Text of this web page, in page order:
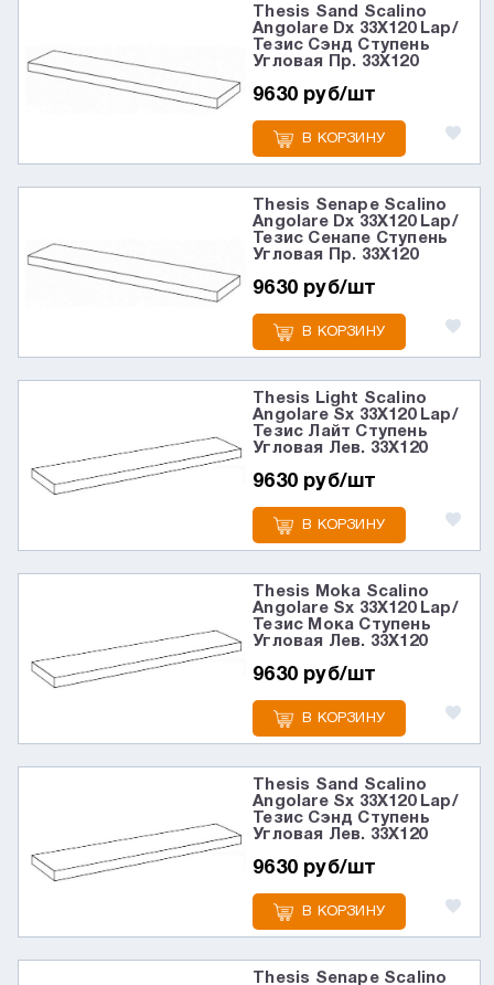
Thesis Sand Scalino
Angolare Dx 33X120 Lap/
Тезис Сэнд Ступень
Угловая Пр. 33X120
9630 руб/шт
В КОРЗИНУ
Thesis Senape Scalino
Angolare Dx 33X120 Lap/
Тезис Сенапе Ступень
Угловая Пр. 33X120
9630 руб/шт
В КОРЗИНУ
Thesis Light Scalino
Angolare Sx 33X120 Lap/
Тезис Лайт Ступень
Угловая Лев. 33X120
9630 руб/шт
В КОРЗИНУ
Thesis Moka Scalino
Angolare Sx 33X120 Lap/
Тезис Мока Ступень
Угловая Лев. 33X120
9630 руб/шт
В КОРЗИНУ
Thesis Sand Scalino
Angolare Sx 33X120 Lap/
Тезис Сэнд Ступень
Угловая Лев. 33X120
9630 руб/шт
В КОРЗИНУ
Thesis Senape Scalino